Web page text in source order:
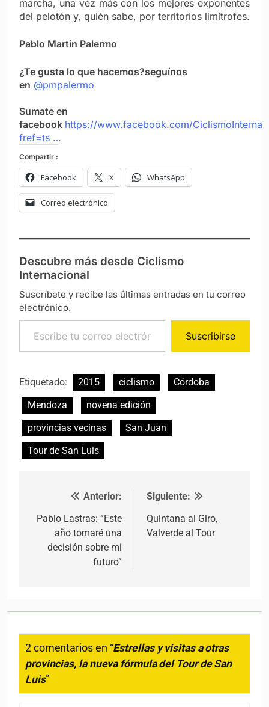
marcha, una vez más con los mejores exponentes
del pelotón y, quién sabe, por territorios limítrofes.
Pablo Martín Palermo
¿Te gusta lo que hacemos?seguínos
en @pmpalermo
Sumate en
facebook https://www.facebook.com/
fref=ts …
Compartir :
Facebook X WhatsApp
Correo electrónico
Descubre más desde Ciclismo
Internacional
Suscríbete y recibe las últimas entradas en tu correo
electrónico.
Escribe tu correo electrónico…
Suscribirse
Etiquetado: 2015 ciclismo
Córdoba
Mendoza
novena edición
provincias vecinas
San Juan
Tour de San Luis
Navegación de entradas
Anterior:
Pablo Lastras: “Este
año tomaré una
decisión sobre mi
futuro”
Siguiente:
Quintana al Giro,
Valverde al Tour
2 comentarios en “Estrellas y visitas a otras
provincias, la nueva fórmula del Tour de San
Luis”